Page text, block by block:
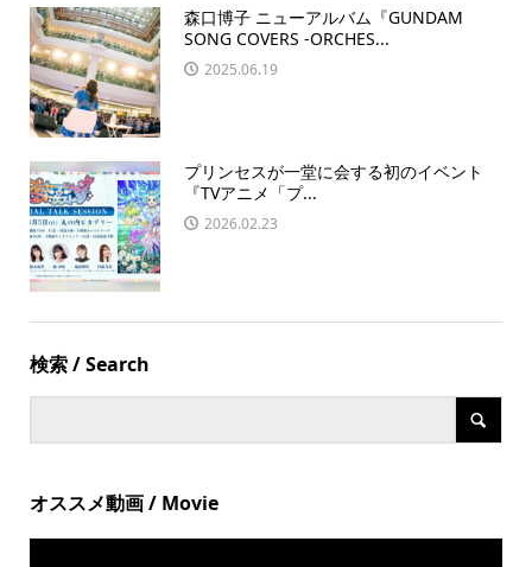
森口博子 ニューアルバム『GUNDAM
SONG COVERS -ORCHES...
2025.06.19
プリンセスが一堂に会する初のイベント
『TVアニメ「プ...
2026.02.23
検索 / Search
オススメ動画 / Movie